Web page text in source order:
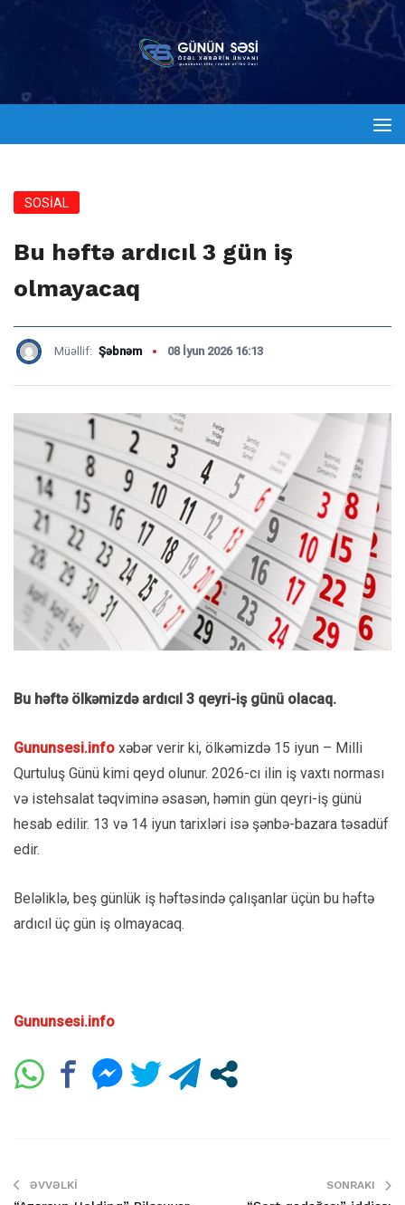
SOSİAL
Bu həftə ardıcıl 3 gün iş
olmayacaq
Müəllif: Şəbnəm 08 İyun 2026 16:13
Bu həftə ölkəmizdə ardıcıl 3 qeyri-iş günü olacaq.
Gununsesi.info xəbər verir ki, ölkəmizdə 15 iyun – Milli
Qurtuluş Günü kimi qeyd olunur. 2026-cı ilin iş vaxtı norması
və istehsalat təqviminə əsasən, həmin gün qeyri-iş günü
hesab edilir. 13 və 14 iyun tarixləri isə şənbə-bazara təsadüf
edir.
Beləliklə, beş günlük iş həftəsində çalışanlar üçün bu həftə
ardıcıl üç gün iş olmayacaq.
Gununsesi.info
ƏVVƏLKI SONRAKI